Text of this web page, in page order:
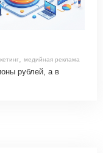
, медийная реклама
рублей, а в